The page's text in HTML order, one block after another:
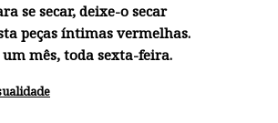
se secar, deixe-o secar
peças íntimas vermelhas.
mês, toda sexta-feira.